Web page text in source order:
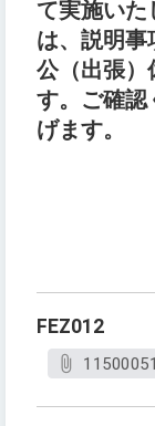
て実施いた
は、説明事
公（出張）
す。ご確認
げます。
FEZ012